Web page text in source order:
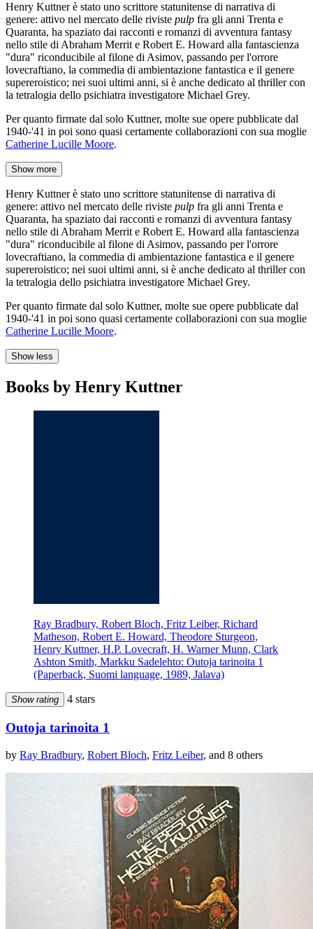
Henry Kuttner è stato uno scrittore statunitense di narrativa di
genere: attivo nel mercato delle riviste pulp fra gli anni Trenta e
Quaranta, ha spaziato dai racconti e romanzi di avventura fantasy
nello stile di Abraham Merrit e Robert E. Howard alla fantascienza
"dura" riconducibile al filone di Asimov, passando per l'orrore
lovecraftiano, la commedia di ambientazione fantastica e il genere
supereroistico; nei suoi ultimi anni, si è anche dedicato al thriller con
la tetralogia dello psichiatra investigatore Michael Grey.
Per quanto firmate dal solo Kuttner, molte sue opere pubblicate dal
1940-'41 in poi sono quasi certamente collaborazioni con sua moglie
Catherine Lucille Moore.
Show more
Henry Kuttner è stato uno scrittore statunitense di narrativa di
genere: attivo nel mercato delle riviste pulp fra gli anni Trenta e
Quaranta, ha spaziato dai racconti e romanzi di avventura fantasy
nello stile di Abraham Merrit e Robert E. Howard alla fantascienza
"dura" riconducibile al filone di Asimov, passando per l'orrore
lovecraftiano, la commedia di ambientazione fantastica e il genere
supereroistico; nei suoi ultimi anni, si è anche dedicato al thriller con
la tetralogia dello psichiatra investigatore Michael Grey.
Per quanto firmate dal solo Kuttner, molte sue opere pubblicate dal
1940-'41 in poi sono quasi certamente collaborazioni con sua moglie
Catherine Lucille Moore.
Show less
Books by Henry Kuttner
Ray Bradbury, Robert Bloch, Fritz Leiber, Richard
Matheson, Robert E. Howard, Theodore Sturgeon,
Henry Kuttner, H.P. Lovecraft, H. Warner Munn, Clark
Ashton Smith, Markku Sadelehto: Outoja tarinoita 1
(Paperback, Suomi language, 1989, Jalava)
Show rating 4 stars
Outoja tarinoita 1
by Ray Bradbury, Robert Bloch, Fritz Leiber, and 8 others